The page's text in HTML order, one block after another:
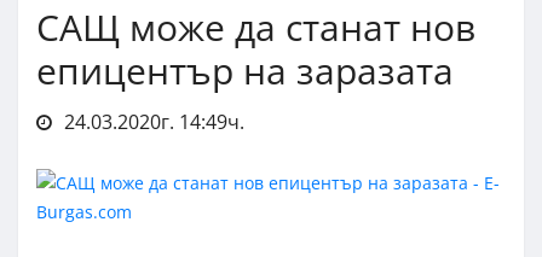
САЩ може да станат нов
епицентър на заразата
24.03.2020г. 14:49ч.